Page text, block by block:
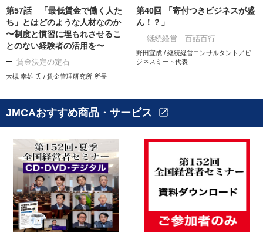
第57話 「最低賃金で働く人た
ち」とはどのような人材なのか
〜制度と慣習に埋もれさせるこ
とのない経験者の活用を〜
賃金決定の定石
大槻 幸雄 氏 / 賃金管理研究所 所長
第40回 「寄付つきビジネスが盛
ん！？」
継続経営 百話百行
野田宜成 / 継続経営コンサルタント／ビ
ジネスミート代表
JMCAおすすめ商品・サービス open_in_new